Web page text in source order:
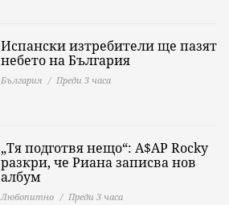
Испански изтребители ще пазят
небето на България
България Преди 3 часа
„Тя подготвя нещо“: A$AP Rocky
разкри, че Риана записва нов
албум
Любопитно Преди 3 часа